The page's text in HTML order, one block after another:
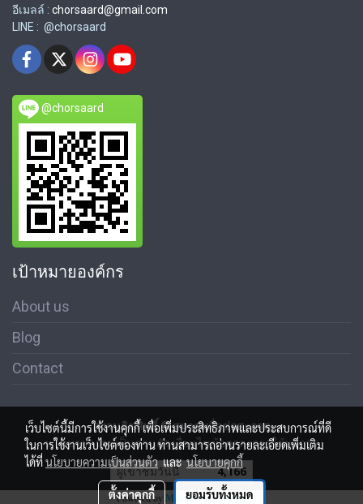
อีเมลล์ : chorsaard@gmail.com
LINE : @chorsaard
@chorsaard
เป้าหมายองค์กร
About us
Blog
Contact
สงวนลิขสิทธิ์ © สมาคมสื่อช่อสะอาด
นโนบายความเป็นส่วนตัว เงื่อนไขข้อตกลงการใช้บริการ
ผู้เข้าชมวันนี้ 4,166
Powered by MakeWebEasy.com
เว็บไซต์นี้มีการใช้งานคุกกี้ เพื่อเพิ่มประสิทธิภาพและประสบการณ์ที่ดี
ในการใช้งานเว็บไซต์ของท่าน ท่านสามารถอ่านรายละเอียดเพิ่มเติม
ได้ที่นโยบายความเป็นส่วนตัวและนโยบายคุกกี้
ตั้งค่าคุกกี้ ยอมรับทั้งหมด